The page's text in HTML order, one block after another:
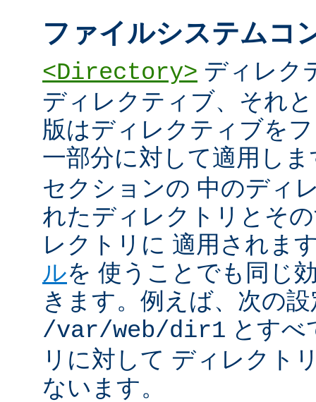
ファイルシステムコ
<Directory> ディレク
ディレクティブ、それ
版はディレクティブを
一部分に対して適用し
セクションの 中のディ
れたディレクトリとそ
レクトリに 適用されま
ルを 使うことでも同じ
きます。例えば、次の
/var/web/dir1 とすべ
リに対して ディレクト
ないます。